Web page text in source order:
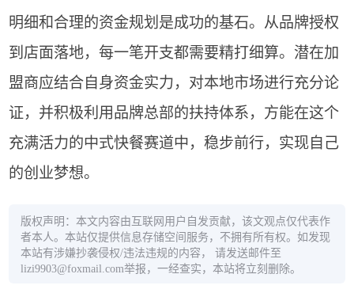
明细和合理的资金规划是成功的基石。从品牌授权
到店面落地，每一笔开支都需要精打细算。潜在加
盟商应结合自身资金实力，对本地市场进行充分论
证，并积极利用品牌总部的扶持体系，方能在这个
充满活力的中式快餐赛道中，稳步前行，实现自己
的创业梦想。
版权声明：本文内容由互联网用户自发贡献，该文观点仅代表作
者本人。本站仅提供信息存储空间服务，不拥有所有权。如发现
本站有涉嫌抄袭侵权/违法违规的内容， 请发送邮件至
lizi9903@foxmail.com举报，一经查实，本站将立刻删除。